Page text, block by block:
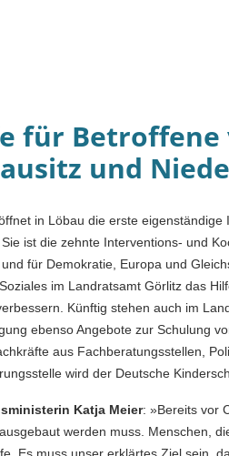
für
und
in Löbau die erste
ist die zehnte Interventions- und
für Demokratie, Europa und
im Landratsamt Görlitz das
Künftig stehen auch im
ebenso Angebote zur Schulung
aus Fachberatungsstellen,
wird der Deutsche
Katja Meier: »Bereits vor
werden muss. Menschen,
Es muss unser erklärtes Ziel sein,